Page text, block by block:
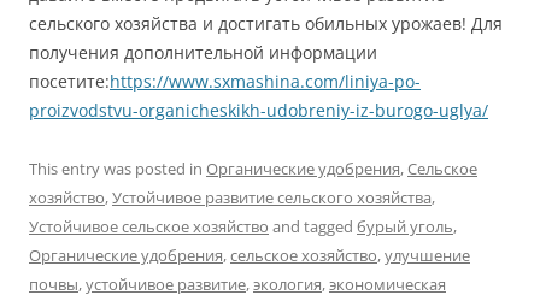
сельского хозяйства и достигать обильных урожаев! Для
получения дополнительной информации
посетите:https://www.sxmashina.com/liniya-po-
proizvodstvu-organicheskikh-udobreniy-iz-burogo-uglya/
This entry was posted in Органические удобрения,Сельское
хозяйство,Устойчивое развитие сельского хозяйства,
Устойчивое сельское хозяйство and tagged бурый уголь,
Органические удобрения,сельское хозяйство,улучшение
почвы,устойчивое развитие,экология,экономическая